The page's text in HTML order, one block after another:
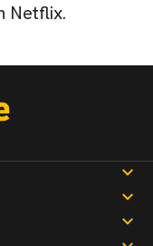
Netflix.